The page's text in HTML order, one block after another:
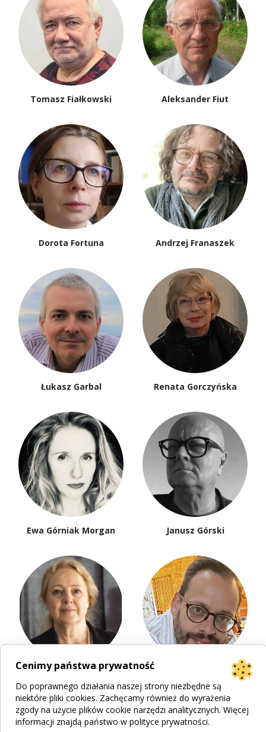
Tomasz Fiałkowski Aleksander Fiut
Dorota Fortuna Andrzej Franaszek
Łukasz Garbal Renata Gorczyńska
Ewa Górniak Morgan Janusz Górski
Irena Grudzińska-Gross
Cenimy państwa prywatność
Do poprawnego działania naszej strony niezbędne są
niektóre pliki cookies. Zachęcamy również do wyrażenia
zgody na użycie plików cookie narzędzi analitycznych. Więcej
informacji znajdą państwo w polityce prywatności.